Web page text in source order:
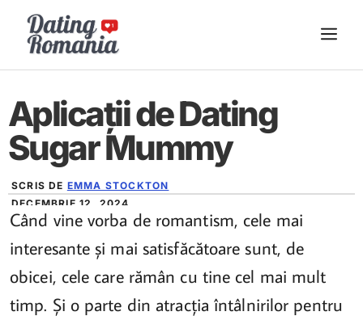
conținut
Aplicații de Dating
Sugar Mummy
SCRIS DE EMMA STOCKTON
DECEMBRIE 12, 2024
Când vine vorba de romantism, cele mai
interesante și mai satisfăcătoare sunt, de
obicei, cele care rămân cu tine cel mai mult
timp. Și o parte din atracția întâlnirilor pentru